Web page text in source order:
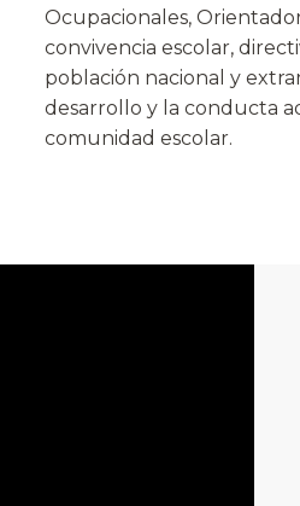
Ocupacionales,
convivencia escolar,
población nacional y
desarrollo y la conducta
comunidad escolar.